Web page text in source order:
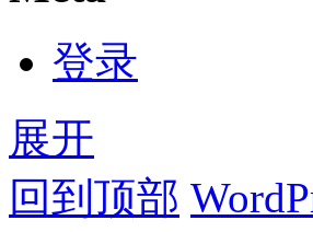
登录
展开
回到顶部